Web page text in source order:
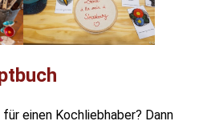
einen Kochliebhaber? Dann